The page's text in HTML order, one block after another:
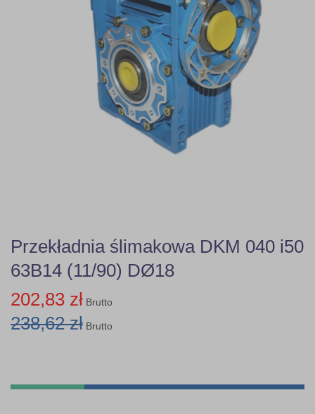
Przekładnia ślimakowa DKM 040 i50
63B14 (11/90) DØ18
202,83 zł Brutto
238,62 zł Brutto